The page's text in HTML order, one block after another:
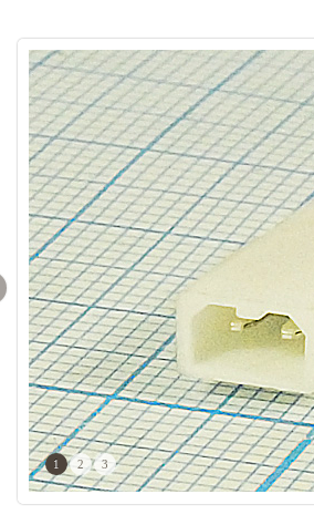
1 2 3